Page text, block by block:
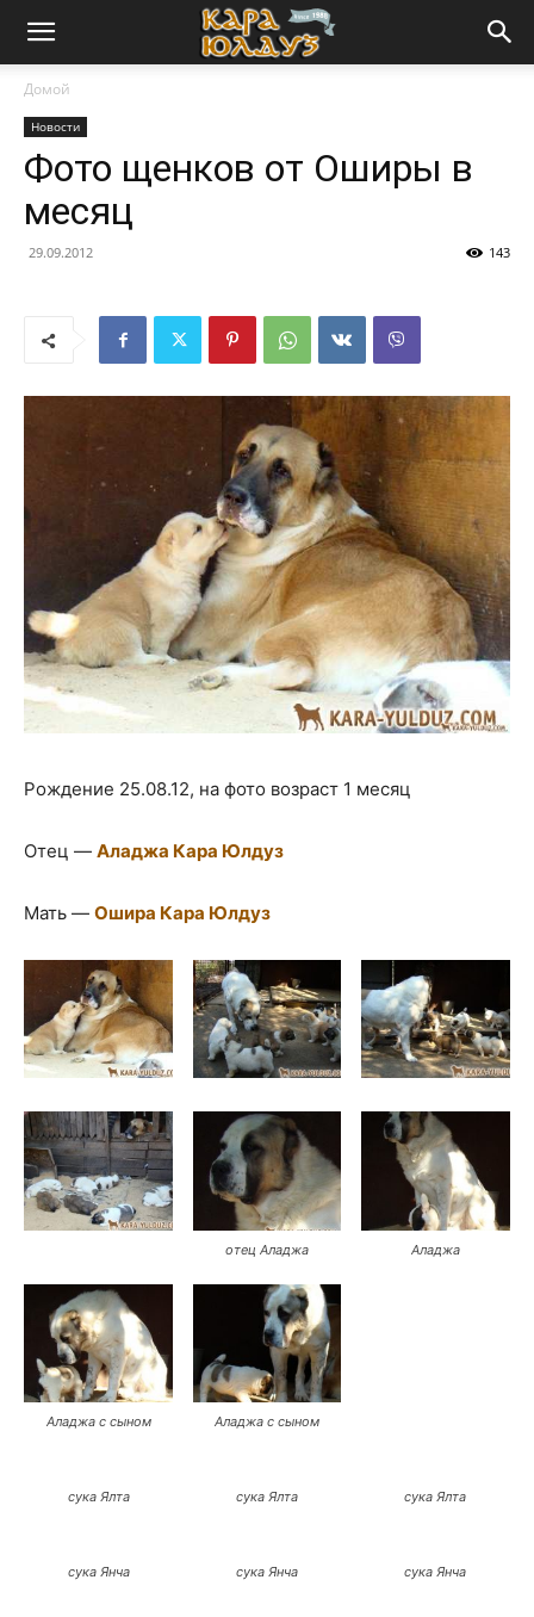
Домой
Новости
Фото щенков от Оширы в
месяц
29.09.2012 143
Рождение 25.08.12, на фото возраст 1 месяц
Отец — Аладжа Кара Юлдуз
Мать — Ошира Кара Юлдуз
отец Аладжа Аладжа
Аладжа с сыном Аладжа с сыном
сука Ялта сука Ялта сука Ялта
сука Янча сука Янча сука Янча